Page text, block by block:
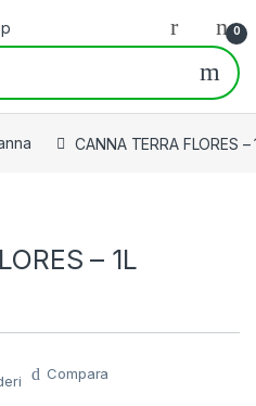
0
CANNA TERRA FLORES –
– 1L
Compara